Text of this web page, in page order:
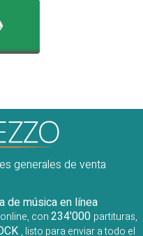
generales de venta
de música en línea
con234'000 partituras,
, listo para enviar a todo el